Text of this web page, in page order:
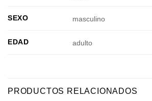
SEXO masculino
EDAD adulto
PRODUCTOS RELACIONADOS